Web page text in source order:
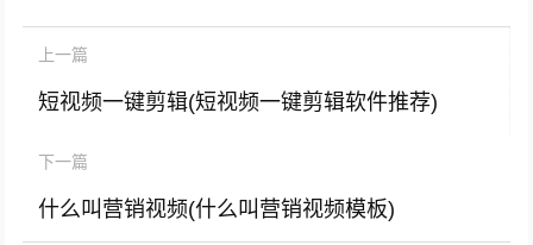
上一篇
短视频一键剪辑(短视频一键剪辑软件推荐)
下一篇
什么叫营销视频(什么叫营销视频模板)